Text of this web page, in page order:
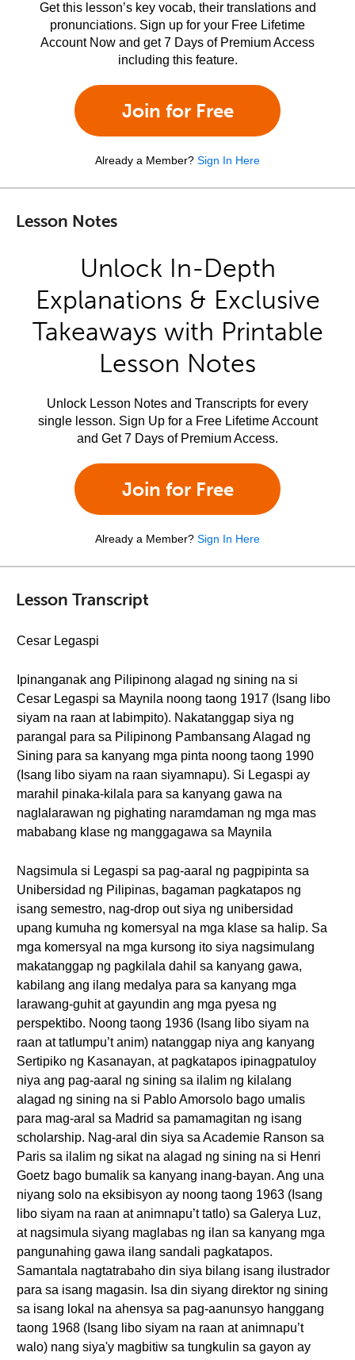
Get this lesson’s key vocab, their translations and
pronunciations. Sign up for your Free Lifetime
Account Now and get 7 Days of Premium Access
including this feature.
Join for Free
Already a Member? Sign In Here
Lesson Notes
Unlock In-Depth
Explanations & Exclusive
Takeaways with Printable
Lesson Notes
Unlock Lesson Notes and Transcripts for every
single lesson. Sign Up for a Free Lifetime Account
and Get 7 Days of Premium Access.
Join for Free
Already a Member? Sign In Here
Lesson Transcript
Cesar Legaspi
Ipinanganak ang Pilipinong alagad ng sining na si
Cesar Legaspi sa Maynila noong taong 1917 (Isang libo
siyam na raan at labimpito). Nakatanggap siya ng
parangal para sa Pilipinong Pambansang Alagad ng
Sining para sa kanyang mga pinta noong taong 1990
(Isang libo siyam na raan siyamnapu). Si Legaspi ay
marahil pinaka-kilala para sa kanyang gawa na
naglalarawan ng pighating naramdaman ng mga mas
mababang klase ng manggagawa sa Maynila
Nagsimula si Legaspi sa pag-aaral ng pagpipinta sa
Unibersidad ng Pilipinas, bagaman pagkatapos ng
isang semestro, nag-drop out siya ng unibersidad
upang kumuha ng komersyal na mga klase sa halip. Sa
mga komersyal na mga kursong ito siya nagsimulang
makatanggap ng pagkilala dahil sa kanyang gawa,
kabilang ang ilang medalya para sa kanyang mga
larawang-guhit at gayundin ang mga pyesa ng
perspektibo. Noong taong 1936 (Isang libo siyam na
raan at tatlumpu’t anim) natanggap niya ang kanyang
Sertipiko ng Kasanayan, at pagkatapos ipinagpatuloy
niya ang pag-aaral ng sining sa ilalim ng kilalang
alagad ng sining na si Pablo Amorsolo bago umalis
para mag-aral sa Madrid sa pamamagitan ng isang
scholarship. Nag-aral din siya sa Academie Ranson sa
Paris sa ilalim ng sikat na alagad ng sining na si Henri
Goetz bago bumalik sa kanyang inang-bayan. Ang una
niyang solo na eksibisyon ay noong taong 1963 (Isang
libo siyam na raan at animnapu’t tatlo) sa Galerya Luz,
at nagsimula siyang maglabas ng ilan sa kanyang mga
pangunahing gawa ilang sandali pagkatapos.
Samantala nagtatrabaho din siya bilang isang ilustrador
para sa isang magasin. Isa din siyang direktor ng sining
sa isang lokal na ahensya sa pag-aanunsyo hanggang
taong 1968 (Isang libo siyam na raan at animnapu’t
walo) nang siya'y magbitiw sa tungkulin sa gayon ay